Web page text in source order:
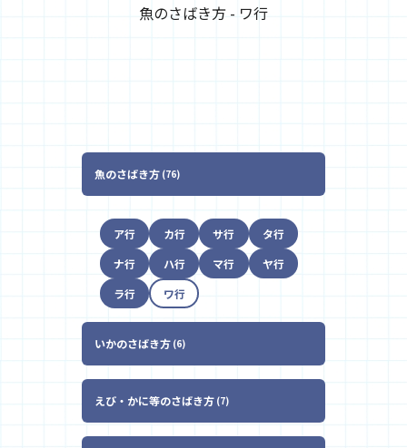
魚のさばき方 - ワ行
魚のさばき方 76
ア行 カ行 サ行
タ行
ナ行
ハ行 マ行
ヤ行
ラ行
ワ行
いかのさばき方 6
えび・かに等のさばき方 7